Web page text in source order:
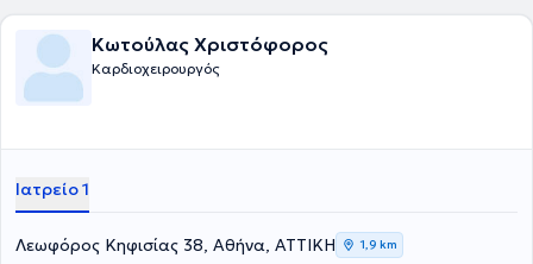
Κωτούλας Χριστόφορος
Καρδιοχειρουργός
Ιατρείο 1
Λεωφόρος Κηφισίας 38, Αθήνα, ΑΤΤΙΚΗ 1,9 km